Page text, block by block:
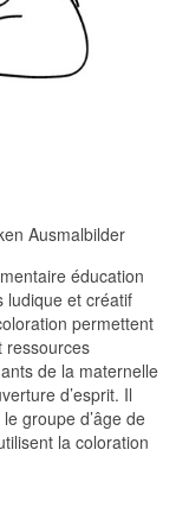
Ausmalbilder
éducation
ludique et créatif
permettent
ressources
de la maternelle
d’esprit. Il
groupe d’âge de
la coloration